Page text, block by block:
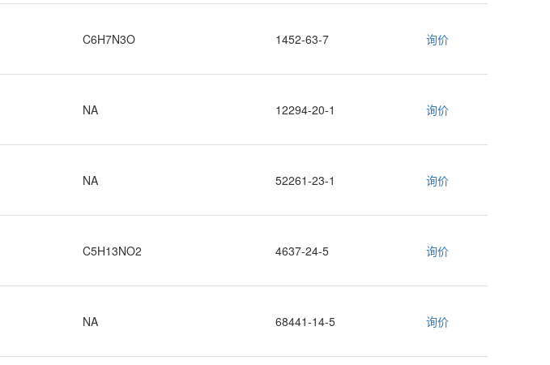
C6H7N3O 1452-63-7 询价
NA 12294-20-1 询价
NA 52261-23-1 询价
C5H13NO2 4637-24-5 询价
NA 68441-14-5 询价